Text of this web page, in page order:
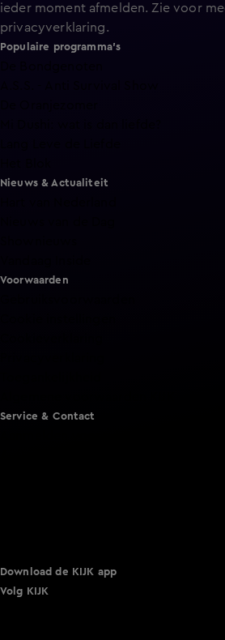
ieder moment afmelden. Zie voor
privacyverklaring.
Populaire programma's
Nieuws & Actualiteit
Voorwaarden
Service & Contact
Download de KIJK app
Volg KIJK